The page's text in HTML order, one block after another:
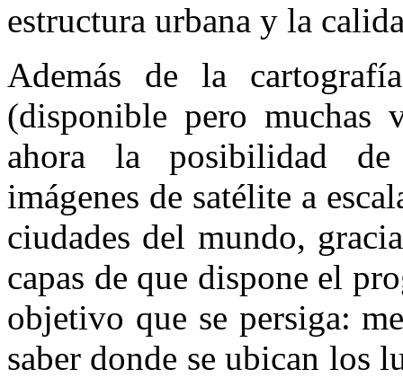
estructura urbana y la
Además de la
(disponible pero muchas
ahora la posibilidad de
imágenes de satélite a
ciudades del mundo,
capas de que dispone el
objetivo que se persiga:
saber donde se ubican los